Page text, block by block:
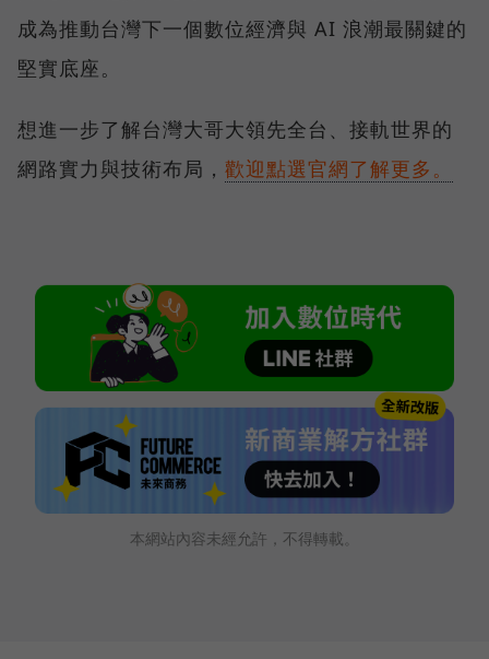
成為推動台灣下一個數位經濟與 AI 浪潮最關鍵的
堅實底座。
想進一步了解台灣大哥大領先全台、接軌世界的
網路實力與技術布局， 歡迎點選官網了解更多。
本網站內容未經允許，不得轉載。